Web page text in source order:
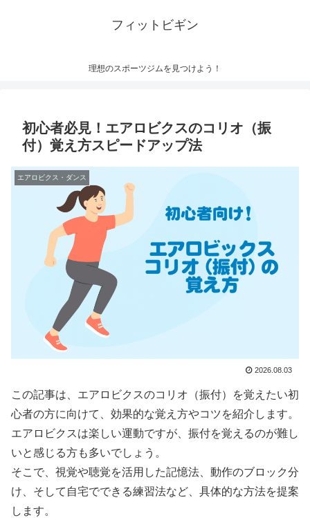
フィットビギン
理想のスポーツジムを見つけよう！
初心者必見！エアロビクスのコリオ（振
付）覚え方スピードアップ法
エアロビクス・ダンス
2026.08.03
この記事は、エアロビクスのコリオ（振付）を覚えたい初
心者の方に向けて、効果的な覚え方やコツを紹介します。
エアロビクスは楽しい運動ですが、振付を覚えるのが難し
いと感じる方も多いでしょう。
そこで、視覚や聴覚を活用した記憶法、動作のブロック分
け、そして自宅でできる練習法など、具体的な方法を提案
します。